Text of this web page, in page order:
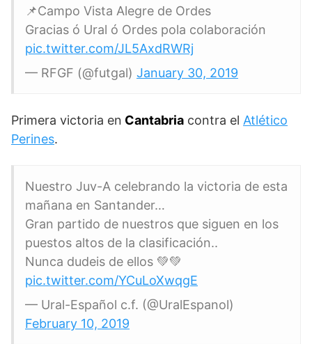
📌Campo Vista Alegre de Ordes
Gracias ó Ural ó Ordes pola colaboración
pic.twitter.com/JL5AxdRWRj
— RFGF (@futgal) January 30, 2019
Primera victoria en Cantabria contra el Atlético
Perines.
Nuestro Juv-A celebrando la victoria de esta
mañana en Santander…
Gran partido de nuestros que siguen en los
puestos altos de la clasificación..
Nunca dudeis de ellos 💚💚
pic.twitter.com/YCuLoXwqgE
— Ural-Español c.f. (@UralEspanol)
February 10, 2019